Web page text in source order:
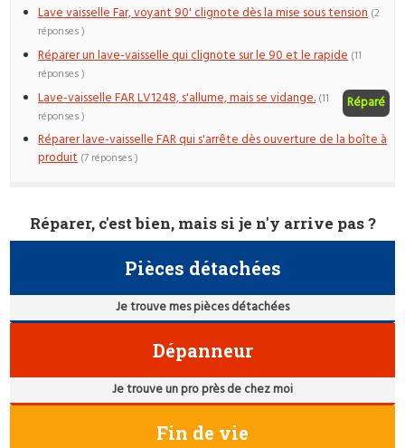
Lave vaisselle Far, voyant 90' clignote dès la mise sous tension (2
réponses )
Réparer un lave-vaisselle qui clignote sur le 90 et le rapide (11
réponses )
Lave-vaisselle FAR LV1248, s'allume, mais se vidange. Réparé
(11
réponses )
Réparer lave-vaisselle FAR qui s'arrête dès ouverture de la boîte à
produit (7 réponses )
Réparer, c'est bien, mais si je n'y arrive pas ?
Pièces détachées
Je trouve mes pièces détachées
Dépanneur
Je trouve un pro près de chez moi
Fin de vie